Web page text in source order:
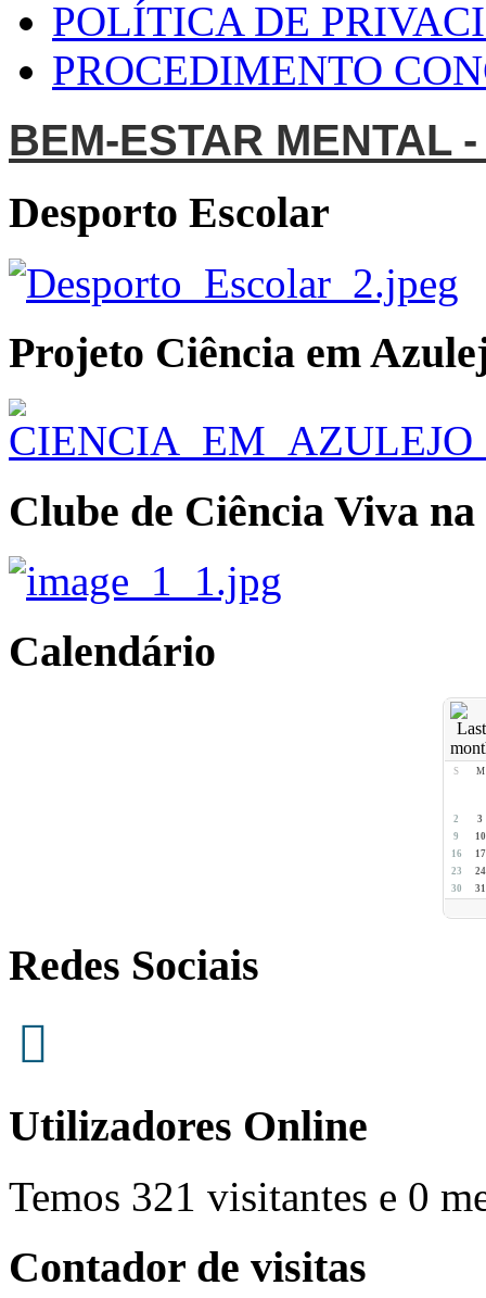
POLÍTICA DE
PROCEDIMENTO
BEM-ESTAR MENTAL
Desporto Escolar
Projeto Ciência em
Clube de Ciência Viva
Calendário
S M
2
3
9
10
16
17
23
24
30
31
Redes Sociais
Utilizadores Online
Temos 321 visitantes e 0
Contador de visitas